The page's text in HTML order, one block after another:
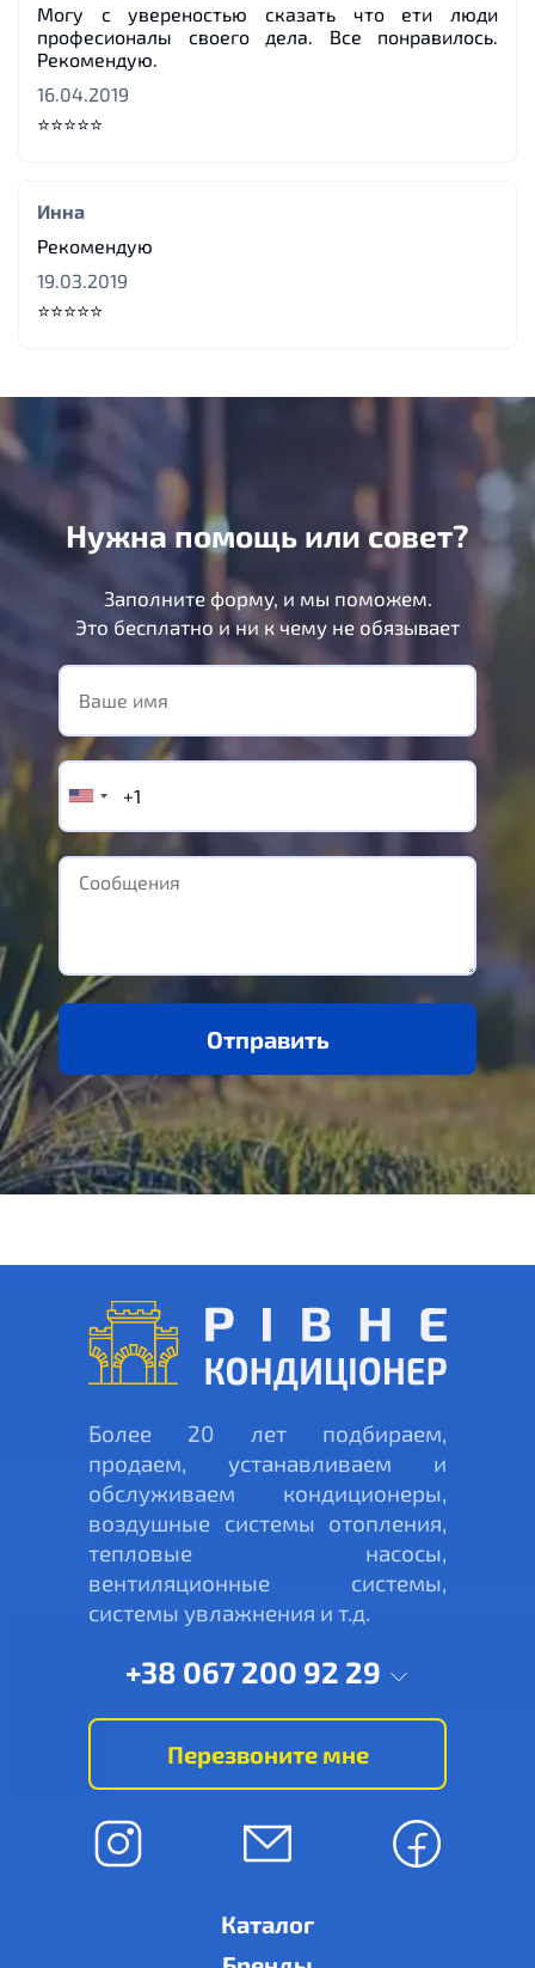
Могу с увереностью сказать что ети люди
професионалы своего дела. Все понравилось.
Рекомендую.
16.04.2019
⭐⭐⭐⭐⭐
Инна
Рекомендую
19.03.2019
⭐⭐⭐⭐⭐
Нужна помощь или совет?
Заполните форму, и мы поможем.
Это бесплатно и ни к чему не обязывает
Отправить
Более 20 лет подбираем,
продаем, устанавливаем и
обслуживаем кондиционеры,
воздушные системы отопления,
тепловые насосы,
вентиляционные системы,
системы увлажнения и т.д.
+38 067 200 92 29
Перезвоните мне
Каталог